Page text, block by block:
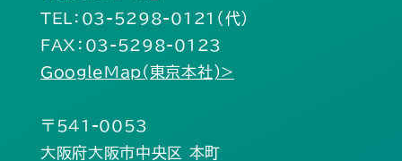
TEL：03-5298-0121（代）
FAX：03-5298-0123
GoogleMap(東京本社)>
〒541-0053
大阪府大阪市中央区 本町